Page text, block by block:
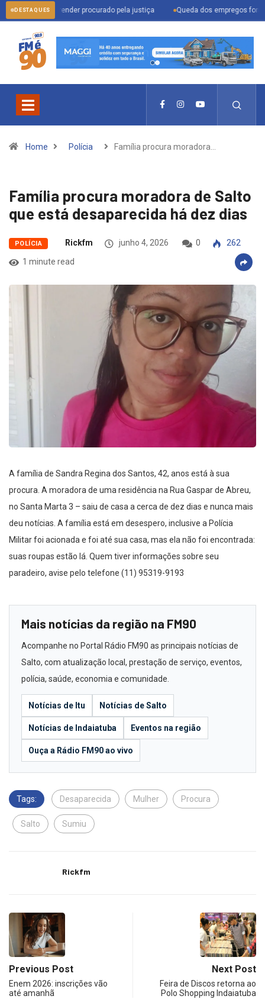
DESTAQUES
para prender procurado pela justiça Queda dos empregos formais em
Home Polícia Família procura moradora…
Família procura moradora de Salto
que está desaparecida há dez dias
POLÍCIA Rickfm junho 4, 2026 0
262
1 minute read
A família de Sandra Regina dos Santos, 42, anos está à sua
procura. A moradora de uma residência na Rua Gaspar de Abreu,
no Santa Marta 3 – saiu de casa a cerca de dez dias e nunca mais
deu notícias. A família está em desespero, inclusive a Polícia
Militar foi acionada e foi até sua casa, mas ela não foi encontrada:
suas roupas estão lá. Quem tiver informações sobre seu
paradeiro, avise pelo telefone (11) 95319-9193
Mais notícias da região na FM90
Acompanhe no Portal Rádio FM90 as principais notícias de
Salto, com atualização local, prestação de serviço, eventos,
polícia, saúde, economia e comunidade.
Notícias de Itu Notícias de Salto
Notícias de Indaiatuba Eventos na região
Ouça a Rádio FM90 ao vivo
Tags: Desaparecida Mulher Procura
Salto Sumiu
Rickfm
Previous Post
Enem 2026: inscrições vão
até amanhã
Next Post
Feira de Discos retorna ao
Polo Shopping Indaiatuba